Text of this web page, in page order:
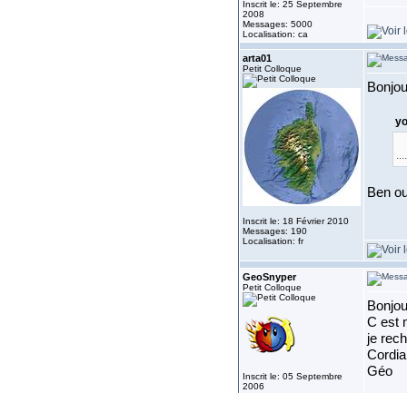
Inscrit le: 25 Septembre
2008
Messages: 5000
Localisation: ca
arta01
Petit Colloque
Inscrit le: 18 Février 2010
Messages: 190
Localisation: fr
Ben
GeoSnyper
Petit Colloque
Inscrit le: 05 Septembre
2006
C est
je
Géo